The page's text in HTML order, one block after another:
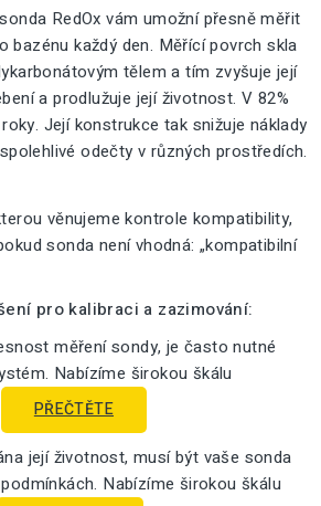
RedOx vám umožní přesně měřit
bazénu každý den. Měřící povrch skla
tělem a tím zvyšuje její
a prodlužuje její životnost. V 82%
Její konstrukce tak snižuje náklady
odečty v různých prostředích.
věnujeme kontrole kompatibility,
sonda není vhodná: „kompatibilní
pro kalibraci a zazimování:
měření sondy, je často nutné
Nabízíme širokou škálu
PŘEČTĚTE
její životnost, musí být vaše sonda
Nabízíme širokou škálu